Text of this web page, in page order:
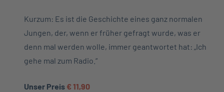
Kurzum: Es ist die Geschichte eines ganz normalen
Jungen, der, wenn er früher gefragt wurde, was er
denn mal werden wolle, immer geantwortet hat: „Ich
gehe mal zum Radio.“
Unser Preis € 11,90